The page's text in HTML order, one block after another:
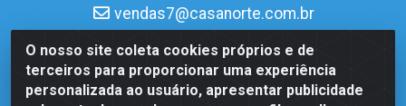
O nosso site coleta cookies próprios e de
terceiros para proporcionar uma experiência
personalizada ao usuário, apresentar publicidade
vendas7@casanorte.com.br
Casa Norte LTDA - Av. Interventor Mário Câmara, 1815 - Dix-
Sept Rosado, Natal/RN - CEP 59054-600 - CNPJ
08.713.513/0001-51